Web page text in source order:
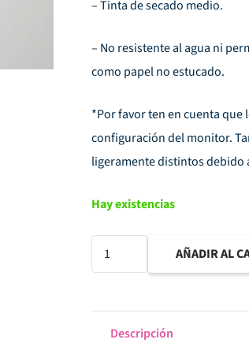
– Tinta de secado medio.
– No resistente al agua ni
como papel no estucado.
*Por favor ten en cuenta
configuración del monitor.
ligeramente distintos debido
Hay existencias
TINTA
GOLD
cantidad
AÑADIR AL
Descripción